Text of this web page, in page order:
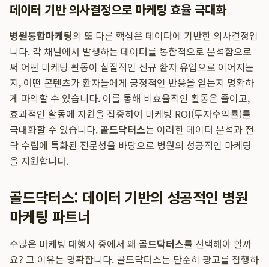
데이터 기반 의사결정으로 마케팅 효율 극대화
병원통합마케팅의 또 다른 핵심은 데이터에 기반한 의사결정입
니다. 각 채널에서 발생하는 데이터를 통합적으로 분석함으로
써 어떤 마케팅 활동이 실질적인 신규 환자 유입으로 이어지는
지, 어떤 콘텐츠가 환자들에게 긍정적인 반응을 얻는지 명확하
게 파악할 수 있습니다. 이를 통해 비효율적인 활동은 줄이고,
효과적인 활동에 자원을 집중하여 마케팅 ROI(투자수익률)를
극대화할 수 있습니다. 골드닥터스는 이러한 데이터 분석과 전
략 수립에 특화된 전문성을 바탕으로 병원의 성공적인 마케팅
을 지원합니다.
골드닥터스: 데이터 기반의 성공적인 병원
마케팅 파트너
수많은 마케팅 대행사 중에서 왜 골드닥터스를 선택해야 할까
요? 그 이유는 명확합니다. 골드닥터스는 단순히 광고를 집행하